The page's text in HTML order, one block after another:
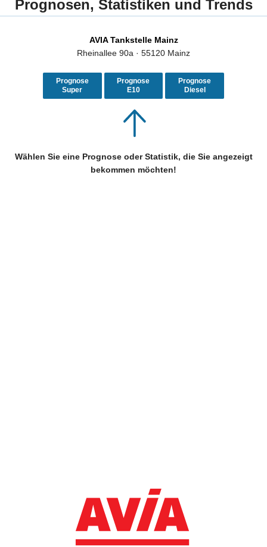
Prognosen, Statistiken und Trends
AVIA Tankstelle Mainz
Rheinallee 90a · 55120 Mainz
Prognose
Super
Prognose
E10
Prognose
Diesel
Wählen Sie eine Prognose oder Statistik, die Sie angezeigt
bekommen möchten!